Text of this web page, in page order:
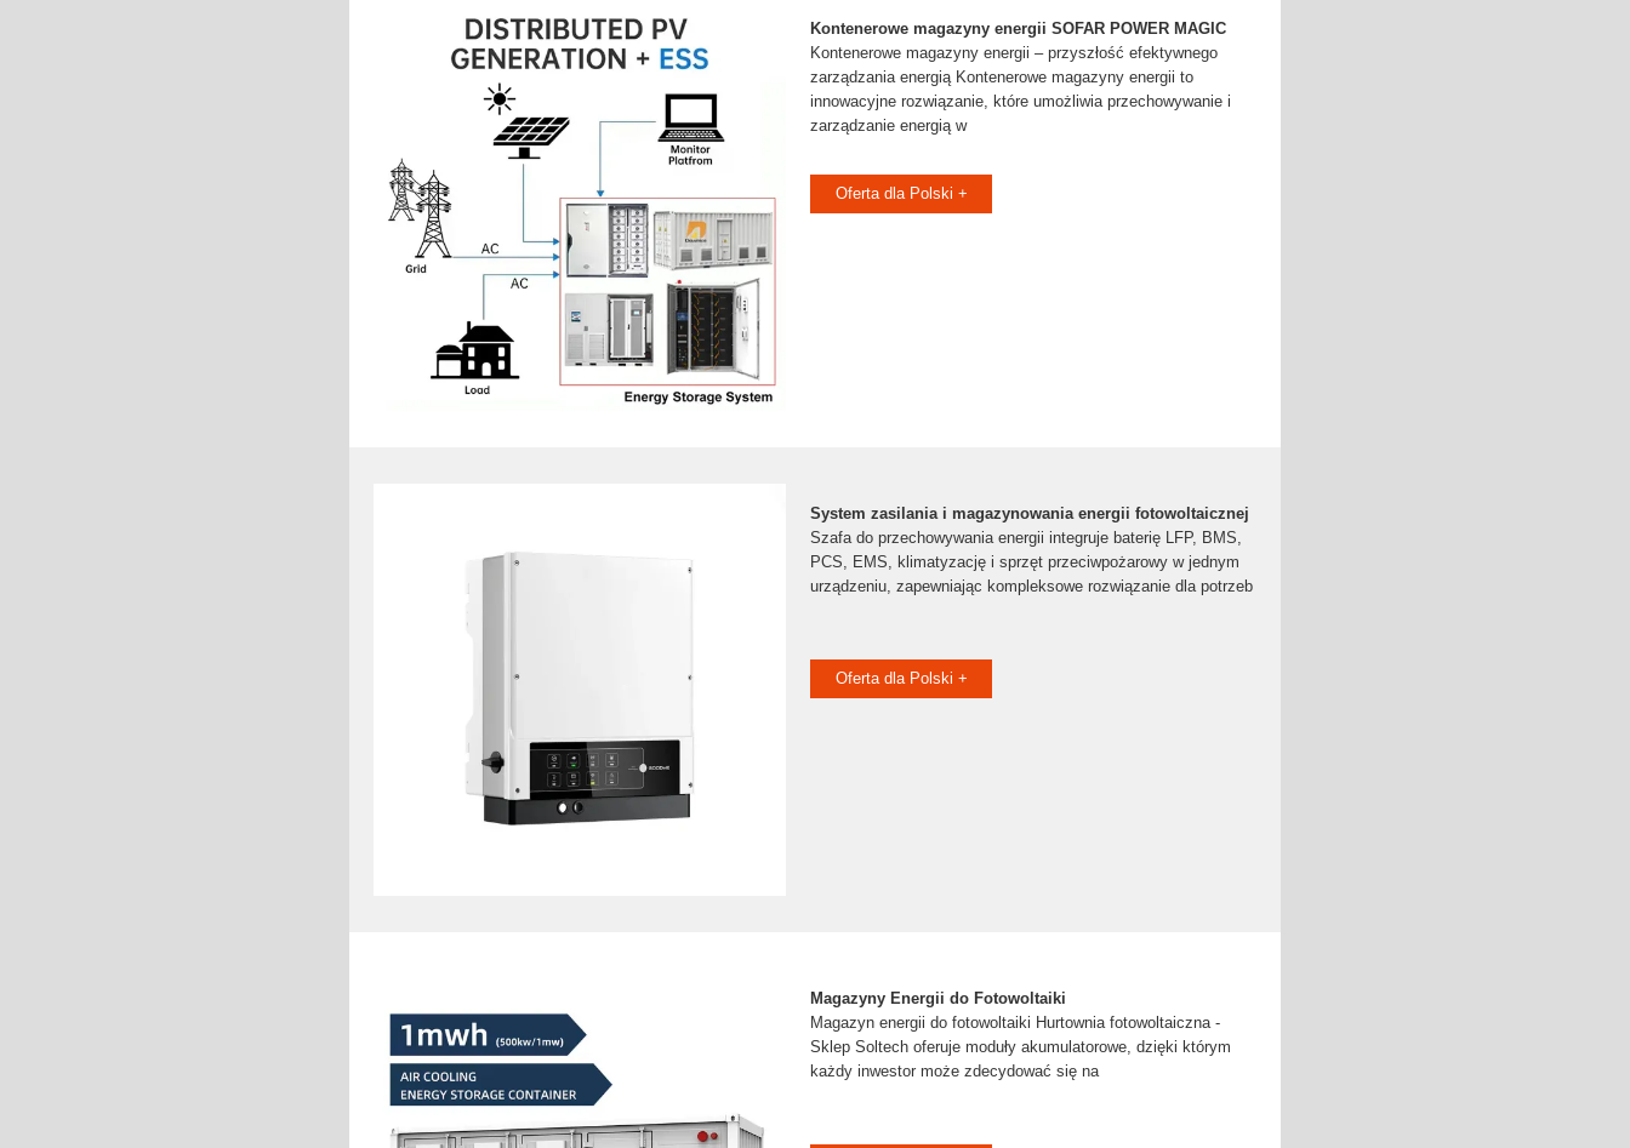
Kontenerowe magazyny energii SOFAR POWER MAGIC
Kontenerowe magazyny energii – przyszłość efektywnego
zarządzania energią Kontenerowe magazyny energii to
innowacyjne rozwiązanie, które umożliwia przechowywanie i
zarządzanie energią w
Oferta dla Polski +
System zasilania i magazynowania energii fotowoltaicznej
Szafa do przechowywania energii integruje baterię LFP, BMS,
PCS, EMS, klimatyzację i sprzęt przeciwpożarowy w jednym
urządzeniu, zapewniając kompleksowe rozwiązanie dla potrzeb
Oferta dla Polski +
Magazyny Energii do Fotowoltaiki
Magazyn energii do fotowoltaiki Hurtownia fotowoltaiczna -
Sklep Soltech oferuje moduły akumulatorowe, dzięki którym
każdy inwestor może zdecydować się na